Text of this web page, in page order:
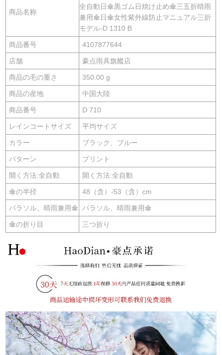
商品名称
全自動日傘黒ゴム日焼け止め傘三五折晴雨
兼用傘日傘女性紫外線防止マニュアル三折
モデル-D 1310 B
商品番号 4107877644
店舗 豪点雨具旗艦店
商品の毛の重さ 350.00 g
商品の産地 中国大陸
商品番号 D 710
レインコートサイズ 平均サイズ
カラー ブラック、ブルー
パターン プリント
開く方法:全自動 開く方法:全自動
傘の半径 48（含）-53（含）cm
パラソル、晴雨兼用傘 パラソル、晴雨兼用傘
傘の折り目 三つ折り